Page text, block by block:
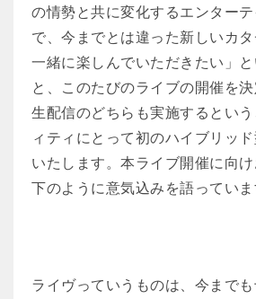
の情勢と共に変化するエンター
で、今までとは違った新しいカ
一緒に楽しんでいただきたい」
と、このたびのライブの開催を
生配信のどちらも実施するとい
ィティにとって初のハイブリッ
いたします。本ライブ開催に向
下のように意気込みを語っていま
ライヴっていうものは、今まで